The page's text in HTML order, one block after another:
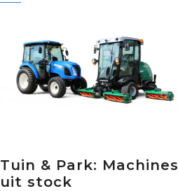
Tuin & Park: Machines
uit stock